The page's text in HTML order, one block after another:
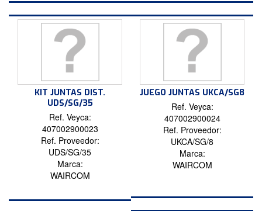
KIT JUNTAS DIST.
UDS/SG/35
Ref. Veyca:
407002900023
Ref. Proveedor:
UDS/SG/35
Marca:
WAIRCOM
JUEGO JUNTAS UKCA/SG8
Ref. Veyca:
407002900024
Ref. Proveedor:
UKCA/SG/8
Marca:
WAIRCOM